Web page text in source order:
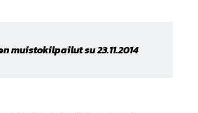
muistokilpailut su 23.11.2014